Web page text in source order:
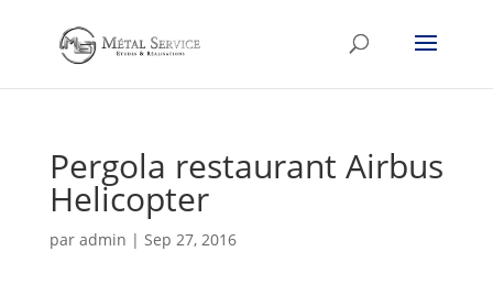
Pergola restaurant Airbus
Helicopter
par admin | Sep 27, 2016